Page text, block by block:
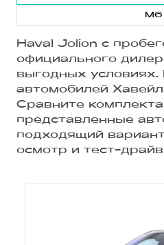
M6
Haval Jolion с
официального
выгодных условиях.
автомобилей
Сравните
представленные
подходящий
осмотр и тест-